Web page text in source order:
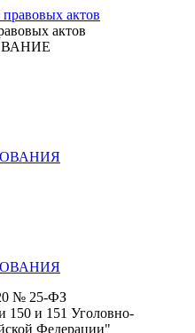
актов
№ 25-ФЗ
150 и 151 Уголовно-
Федерации"